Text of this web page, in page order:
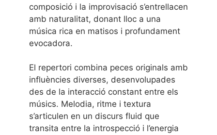
composició i la improvisació s’entrellacen
amb naturalitat, donant lloc a una
música rica en matisos i profundament
evocadora.
El repertori combina peces originals amb
influències diverses, desenvolupades
des de la interacció constant entre els
músics. Melodia, ritme i textura
s’articulen en un discurs fluid que
transita entre la introspecció i l’energia